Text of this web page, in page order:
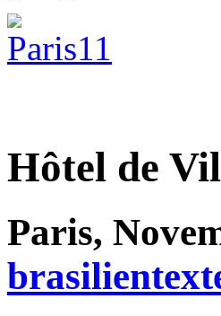
Hôtel de
Paris,